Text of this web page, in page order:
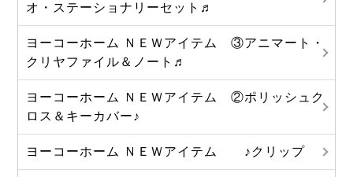
オ・ステーショナリーセット♬
ヨーコーホーム ＮＥＷアイテム ③アニマート・
クリヤファイル＆ノート♬
ヨーコーホーム ＮＥＷアイテム ②ポリッシュク
ロス＆キーカバー♪
ヨーコーホーム ＮＥＷアイテム ♪クリップ